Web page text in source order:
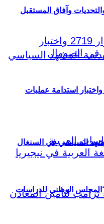
السياسي في السنغال
وآفاق المستقبل
متلازمة مقديشو: القرار 2719 واختبار استدامة عمليات
“المجلس الوطني للدراسات